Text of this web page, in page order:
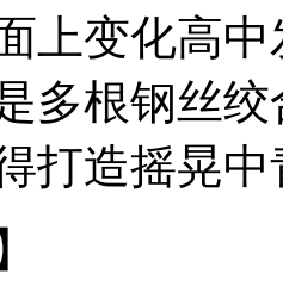
上变化高
多根钢丝
打造摇晃